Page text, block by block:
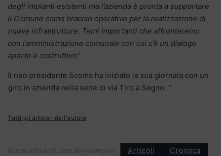
degli impianti esistenti ma l’azienda è pronta a supportare
il Comune come braccio operativo per la realizzazione di
nuove infrastrutture. Temi importanti che affronteremo
con l’amministrazione comunale con cui c’è un dialogo
aperto e costruttivo”.
Il neo presidente Scoma ha iniziato la sua giornata con un
giro in azienda nella sede di via Tiro a Segno. “
Tutti gli articoli dell'autore
Questo articolo fa parte delle categorie: Articoli Cronaca